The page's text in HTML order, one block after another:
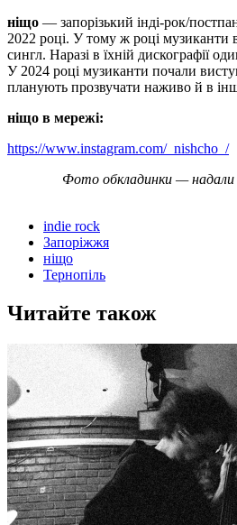
ніщо — запорізький інді-рок/
2022 році. У тому ж році музиканти
сингл. Наразі в їхній дискографії
У 2024 році музиканти почали
планують прозвучати наживо й в
ніщо в мережі:
https://www.instagram.com/_nishcho_/
Фото обкладинки — надали
indie rock
Запоріжжя
ніщо
Тернопіль
Читайте також